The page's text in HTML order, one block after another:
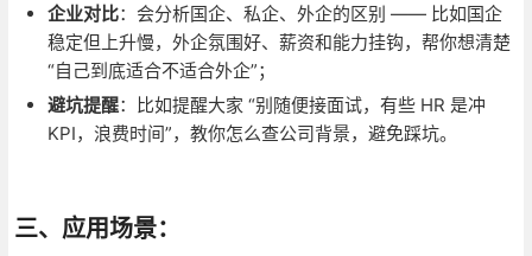
企业对比：会分析国企、私企、外企的区别 —— 比如国企
稳定但上升慢，外企氛围好、薪资和能力挂钩，帮你想清楚
“自己到底适合不适合外企”；
避坑提醒：比如提醒大家 “别随便接面试，有些 HR 是冲
KPI，浪费时间”，教你怎么查公司背景，避免踩坑。
三、应用场景：